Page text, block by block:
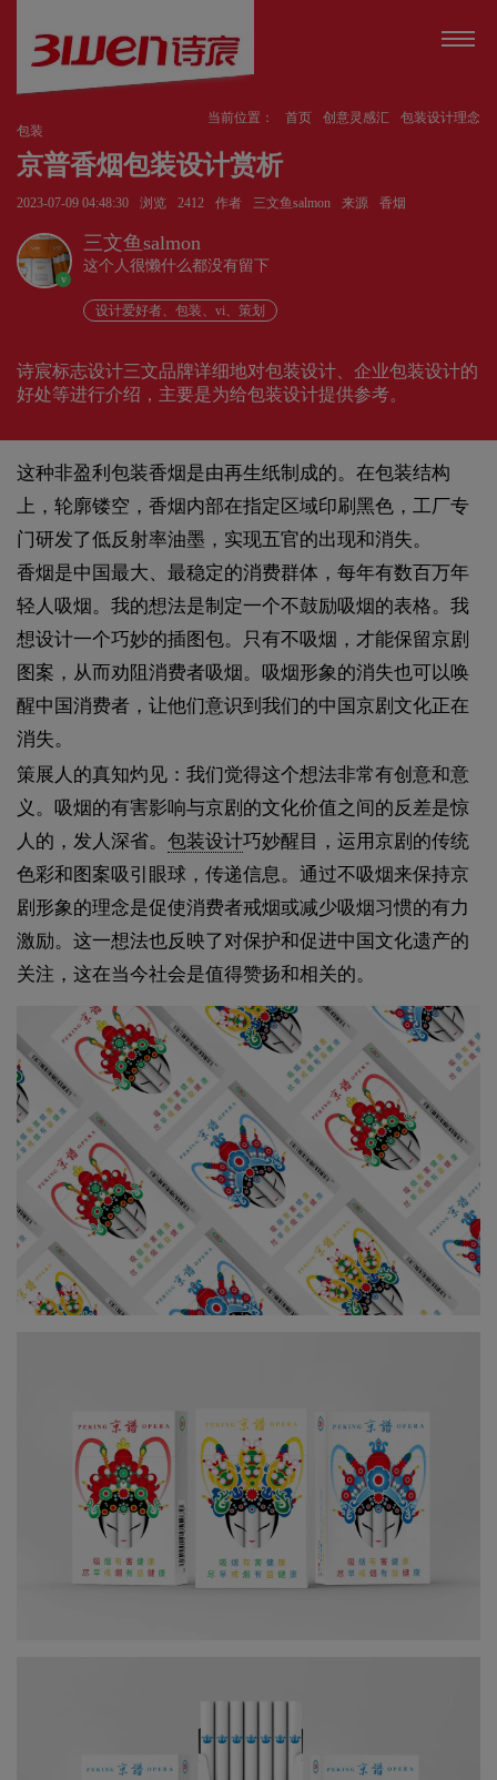
当前位置： 首页 创意灵感汇
包装设计理念
包装
京普香烟包装设计赏析
2023-07-09 04:48:30 浏览 2412 作者 三文鱼salmon 来源 香烟
v
三文鱼salmon
这个人很懒什么都没有留下
设计爱好者、包装、vi、策划
诗宸标志设计三文品牌详细地对包装设计、企业包装设计的
好处等进行介绍，主要是为给包装设计提供参考。
这种非盈利包装香烟是由再生纸制成的。在包装结构
上，轮廓镂空，香烟内部在指定区域印刷黑色，工厂专
门研发了低反射率油墨，实现五官的出现和消失。
香烟是中国最大、最稳定的消费群体，每年有数百万年
轻人吸烟。我的想法是制定一个不鼓励吸烟的表格。我
想设计一个巧妙的插图包。只有不吸烟，才能保留京剧
图案，从而劝阻消费者吸烟。吸烟形象的消失也可以唤
醒中国消费者，让他们意识到我们的中国京剧文化正在
消失。
策展人的真知灼见：我们觉得这个想法非常有创意和意
义。吸烟的有害影响与京剧的文化价值之间的反差是惊
人的，发人深省。 包装设计巧妙醒目，运用京剧的传统
色彩和图案吸引眼球，传递信息。通过不吸烟来保持京
剧形象的理念是促使消费者戒烟或减少吸烟习惯的有力
激励。这一想法也反映了对保护和促进中国文化遗产的
关注，这在当今社会是值得赞扬和相关的。